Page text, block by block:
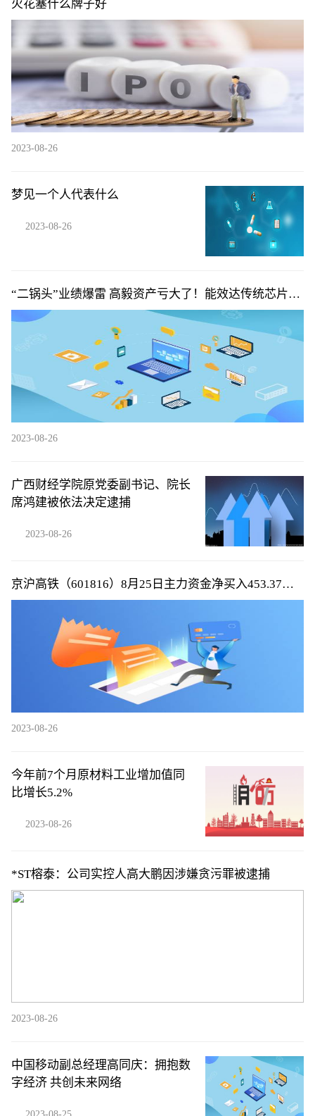
火花塞什么牌子好
2023-08-26
梦见一个人代表什么
2023-08-26
“二锅头”业绩爆雷 高毅资产亏大了！能效达传统芯片14
倍 IBM开发出新AI芯片（附概念股）
2023-08-26
广西财经学院原党委副书记、院长
席鸿建被依法决定逮捕
2023-08-26
京沪高铁（601816）8月25日主力资金净买入453.37万
元
2023-08-26
今年前7个月原材料工业增加值同
比增长5.2%
2023-08-26
*ST榕泰：公司实控人高大鹏因涉嫌贪污罪被逮捕
2023-08-26
中国移动副总经理高同庆：拥抱数
字经济 共创未来网络